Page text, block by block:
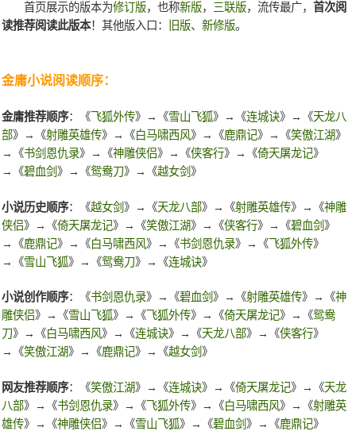
首页展示的版本为修订版，也称新版， 三联版，流传最广， 首次阅
读推荐阅读此版本！其他版入口： 旧版、 新修版。
金庸小说阅读顺序：
金庸推荐顺序：《飞狐外传》→《雪山飞狐》→《连城诀》→《天龙八
部》→《射雕英雄传》→《白马啸西风》→《鹿鼎记》→《笑傲江湖》
→《书剑恩仇录》→《神雕侠侣》→《侠客行》→《倚天屠龙记》
→《碧血剑 》→《鸳鸯刀》→《越女剑 》
小说历史顺序：《越女剑 》→《天龙八部》→《射雕英雄传》→《神雕
侠侣》→《倚天屠龙记》→《笑傲江湖》→《侠客行》→《碧血剑 》
→《鹿鼎记》→《白马啸西风》→《书剑恩仇录》→《飞狐外传》
→《雪山飞狐》→《鸳鸯刀》→《连城诀》
小说创作顺序：《书剑恩仇录》→《碧血剑 》→《射雕英雄传》→《神
雕侠侣》→《雪山飞狐》→《飞狐外传》→《倚天屠龙记》→《鸳鸯
刀》→《白马啸西风》→《连城诀》→《天龙八部》→《侠客行》
→《笑傲江湖》→《鹿鼎记》→《越女剑 》
网友推荐顺序：《笑傲江湖》→《连城诀》→《倚天屠龙记》→《天龙
八部》→《书剑恩仇录》→《飞狐外传》→《白马啸西风》→《射雕英
雄传》→《神雕侠侣》→《雪山飞狐》→《碧血剑 》→《鹿鼎记》